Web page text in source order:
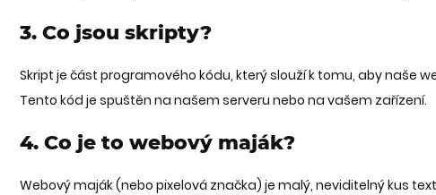
3. Co jsou skripty?
Skript je část programového kódu, který slouží k tomu, aby naše
Tento kód je spuštěn na našem serveru nebo na vašem zařízení.
4. Co je to webový maják?
Webový maják (nebo pixelová značka) je malý, neviditelný kus